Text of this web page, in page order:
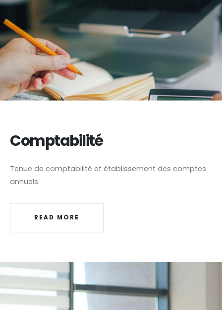
Comptabilité
Tenue de comptabilité et établissement des comptes
annuels.
READ MORE